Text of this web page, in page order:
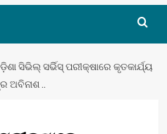
ସିଭିଲ୍ ସର୍ଭିସ୍ ପରୀକ୍ଷାରେ କୃତକାର୍ଯ୍ୟ
ଅବିନାଶ ..